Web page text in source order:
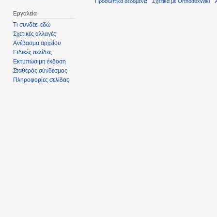
Εργαλεία
Τι συνδέει εδώ
Σχετικές αλλαγές
Ανέβασμα αρχείου
Ειδικές σελίδες
Εκτυπώσιμη έκδοση
Σταθερός σύνδεσμος
Πληροφορίες σελίδας